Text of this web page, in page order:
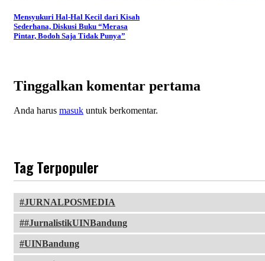
Mensyukuri Hal-Hal Kecil dari Kisah
Sederhana, Diskusi Buku “Merasa
Pintar, Bodoh Saja Tidak Punya”
Tinggalkan komentar pertama
Anda harus masuk untuk berkomentar.
Tag Terpopuler
JURNALPOSMEDIA
#JurnalistikUINBandung
UINBandung